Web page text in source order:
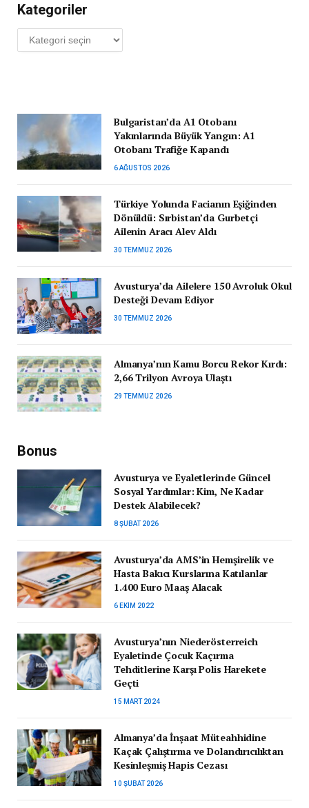
Kategoriler
Kategoriler
Bulgaristan’da A1 Otobanı
Yakınlarında Büyük Yangın: A1
Otobanı Trafiğe Kapandı
6 AĞUSTOS 2026
Türkiye Yolunda Facianın Eşiğinden
Dönüldü: Sırbistan’da Gurbetçi
Ailenin Aracı Alev Aldı
30 TEMMUZ 2026
Avusturya’da Ailelere 150 Avroluk Okul
Desteği Devam Ediyor
30 TEMMUZ 2026
Almanya’nın Kamu Borcu Rekor Kırdı:
2,66 Trilyon Avroya Ulaştı
29 TEMMUZ 2026
Bonus
Avusturya ve Eyaletlerinde Güncel
Sosyal Yardımlar: Kim, Ne Kadar
Destek Alabilecek?
8 ŞUBAT 2026
Avusturya’da AMS’in Hemşirelik ve
Hasta Bakıcı Kurslarına Katılanlar
1.400 Euro Maaş Alacak
6 EKIM 2022
Avusturya’nın Niederösterreich
Eyaletinde Çocuk Kaçırma
Tehditlerine Karşı Polis Harekete
Geçti
15 MART 2024
Almanya’da İnşaat Müteahhidine
Kaçak Çalıştırma ve Dolandırıcılıktan
Kesinleşmiş Hapis Cezası
10 ŞUBAT 2026